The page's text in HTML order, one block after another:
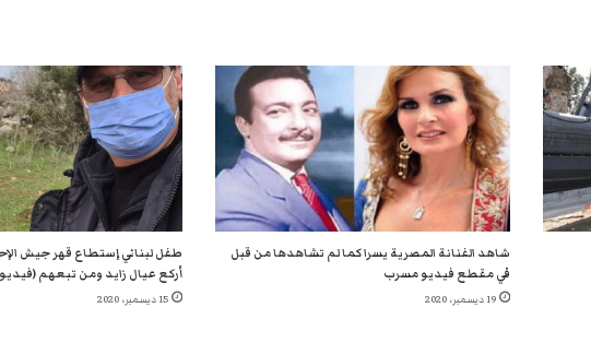
شاهد الفنانة المصرية يسرا كما لم تشاهدها من قبل
في مقطع فيديو مسرب
19 ديسمبر، 2020
طفل لبناني إستطاع قهر جيش
أركع عيال زايد ومن تبعهم
15 ديسمبر، 2020